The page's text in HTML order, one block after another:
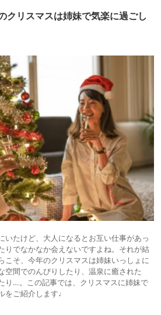
クリスマスは姉妹で気楽に過ごし
いたけど、大人になるとお互い仕事があっ
りでなかなか会えないですよね。それが結
こそ、今年のクリスマスは姉妹いっしょに
空間でのんびりしたり、温泉に癒された
り…。この記事では、クリスマスに姉妹で
をご紹介します♩